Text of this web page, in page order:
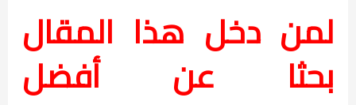
لمن دخل هذا المقال
بحثا عن أفضل